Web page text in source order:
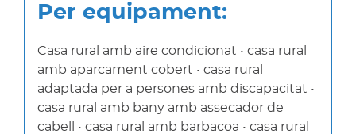
Per equipament:
Casa rural amb aire condicionat • casa rural
amb aparcament cobert • casa rural
adaptada per a persones amb discapacitat •
casa rural amb bany amb assecador de
cabell • casa rural amb barbacoa • casa rural